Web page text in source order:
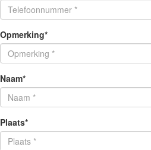
Opmerking*
Naam*
Plaats*